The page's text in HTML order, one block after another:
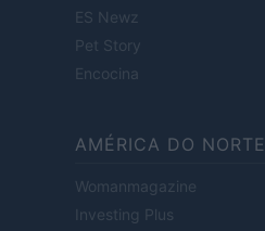
ES Newz
Pet Story
Encocina
AMÉRICA DO NORTE
Womanmagazine
Investing Plus